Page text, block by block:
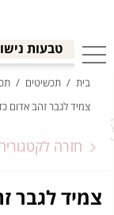
טבעות
בית / תכשיטים /
צמיד לגבר זהב אדום
חזרה
צמיד לגבר